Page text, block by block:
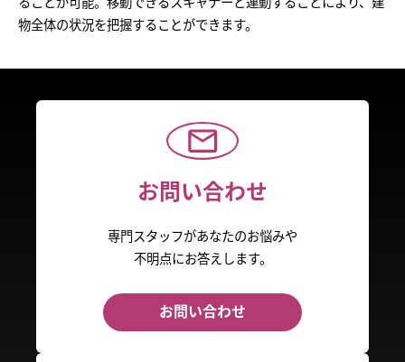
ることが可能。移動できるスキャナーと連動することにより、建
物全体の状況を把握することができます。
お問い合わせ
専門スタッフがあなたのお悩みや
不明点にお答えします。
お問い合わせ